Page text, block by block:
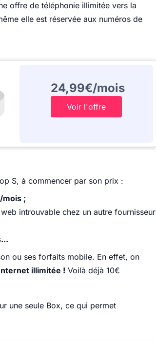
offre de téléphonie illimitée vers la
elle est réservée aux numéros de
24,99€/mois
Voir l'offre
S, à commencer par son prix :
;
introuvable chez un autre fournisseur
ou ses forfaits mobile. En effet, on
illimitée ! Voilà déjà 10€
une seule Box, ce qui permet